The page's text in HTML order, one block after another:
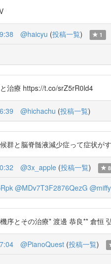
@haicyu (投稿一覧) 1
治療 https://t.co/srZ5rR0ld4
@hichachu (投稿一覧)
群と脳脊髄液減少症って症状
@3x_apple (投稿一覧) 8
@MDv7T3F2876QezG
序とその治療* 渡邊 恭良** 倉
@PianoQuest (投稿一覧)